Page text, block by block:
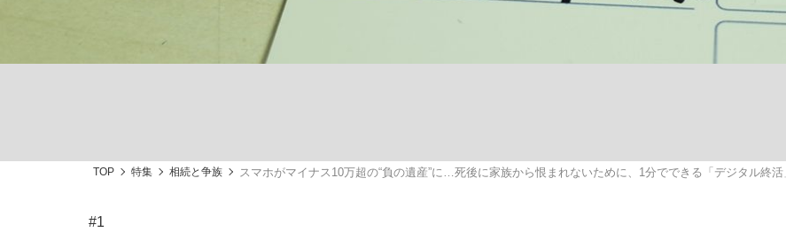
TOP 特集 相続と争族 スマホがマイナス10万超の“負の遺産”に…死後に家族から恨まれないために、1分でできる「デジタル終
#1